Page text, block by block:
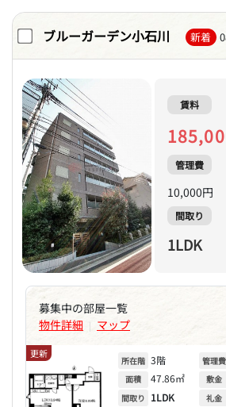
ブルーガーデン小石川 新着
賃料
管理費
10,000円
間取り
1LDK
募集中の部屋一覧
物件詳細 | マップ
更新
所在階 3階
面積 47.86㎡
間取り 1LDK
管理費
敷金
礼金